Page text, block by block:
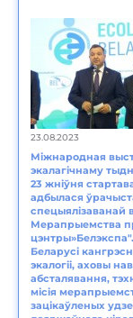
23.08.2023
Міжнародная
экалагічнаму
23 жніўня
адбылася
спецыялізаванай
Мерапрыемства
Беларусі
экалогіі, аховы
абсталявання,
місія
зацікаўленых